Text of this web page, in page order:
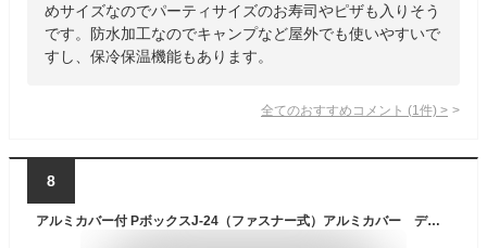
めサイズなのでパーティサイズのお寿司やピザも入りそう
です。防水加工なのでキャンプなど屋外でも使いやすいで
すし、保冷保温機能もあります。
全てのおすすめコメント (1 件) >
8
アルミカバー付 PボックスJ-24（ファスナー式）アルミカバー デリバリーバッグ 保温バッグ 保温箱 節電 保温ボックス 保温 保冷ボックス 保冷 弁当 ボックス